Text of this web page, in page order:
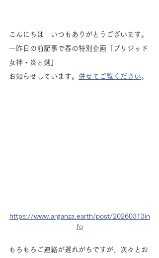
こんにちは　いつもありがとうございます。
一昨日の前記事で春の特別企画「ブリジッド
女神・炎と剣」
お知らせしています。 併せてご覧ください。
https://www.arganza.earth/post/20260313in
fo
もろもろご連絡が遅れがちですが、次々とお